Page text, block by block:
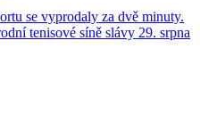
se vyprodaly za dvě minuty.
tenisové síně slávy 29. srpna